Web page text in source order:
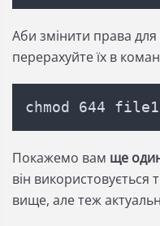
Аби змінити права для
перерахуйте їх в
chmod 644
Покажемо вам ще
він використовується
вище, але теж